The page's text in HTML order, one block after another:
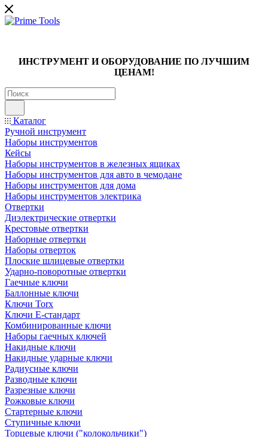
ИНСТРУМЕНТ И ОБОРУДОВАНИЕ ПО ЛУЧШИМ
ЦЕНАМ!
Каталог
Ручной инструмент
Наборы инструментов
Кейсы
Наборы инструментов в железных ящиках
Наборы инструментов для авто в чемодане
Наборы инструментов для дома
Наборы инструментов электрика
Отвертки
Диэлектрические отвертки
Крестовые отвертки
Наборные отвертки
Наборы отверток
Плоские шлицевые отвертки
Ударно-поворотные отвертки
Гаечные ключи
Баллонные ключи
Ключи Torx
Ключи Е-стандарт
Комбинированные ключи
Наборы гаечных ключей
Накидные ключи
Накидные ударные ключи
Радиусные ключи
Разводные ключи
Разрезные ключи
Рожковые ключи
Стартерные ключи
Ступичные ключи
Торцевые ключи ("колокольчики")